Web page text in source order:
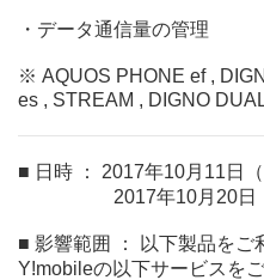
・データ通信量の管理
※ AQUOS PHONE ef ,
es , STREAM , DIGNO
■ 日時 ： 2017年10月11日
2017年10月20日（
■ 影響範囲 ： 以下製品をご
Y!mobileの以下サービスを